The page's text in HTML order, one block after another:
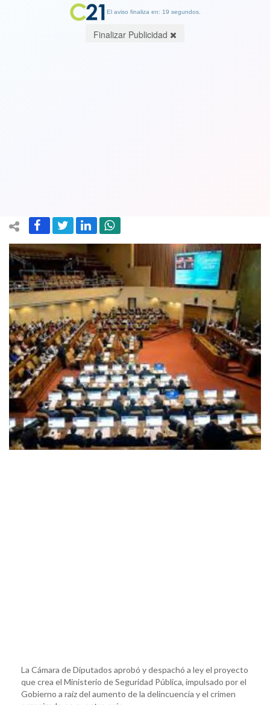
La Cámara de Diputados aprobó y despachó a ley el proyecto
que crea el Ministerio de Seguridad Pública, impulsado por el
Gobierno a raíz del aumento de la delincuencia y el crimen
El aviso finaliza en: 19 segundos.
Finalizar Publicidad